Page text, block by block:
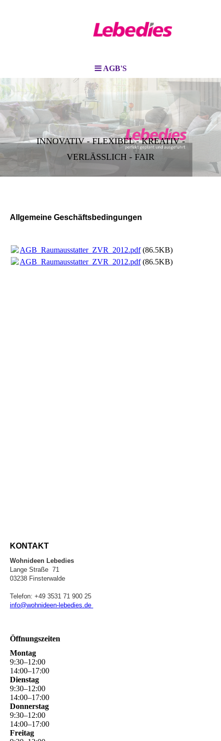
AGB'S
INNOVATIV - FLEXIBEL - KREATIV -
VERLÄSSLICH - FAIR
Allgemeine Geschäftsbedingungen
AGB_Raumausstatter_ZVR_2012.pdf(86.5KB)
AGB_Raumausstatter_ZVR_2012.pdf(86.5KB)
KONTAKT
Wohnideen Lebedies
Lange Straße 71
03238 Finsterwalde
Telefon: +49 3531 71 900 25
info@wohnideen-lebedies.de
Öffnungszeiten
Montag
9:30–12:00
14:00–17:00
Dienstag
9:30–12:00
14:00–17:00
Donnerstag
9:30–12:00
14:00–17:00
Freitag